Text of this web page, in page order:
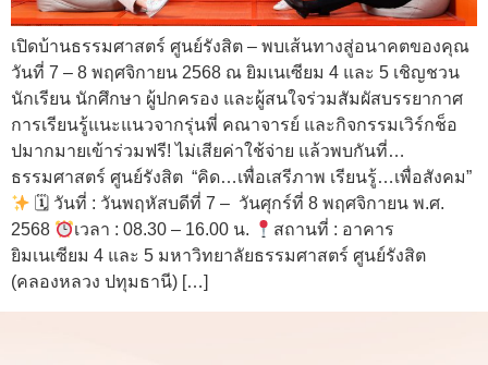
เปิดบ้านธรรมศาสตร์ ศูนย์รังสิต – พบเส้นทางสู่อนาคตของคุณ
วันที่ 7 – 8 พฤศจิกายน 2568 ณ ยิมเนเซียม 4 และ 5 เชิญชวน
นักเรียน นักศึกษา ผู้ปกครอง และผู้สนใจร่วมสัมผัสบรรยากาศ
การเรียนรู้แนะแนวจากรุ่นพี่ คณาจารย์ และกิจกรรมเวิร์กช็อ
ปมากมายเข้าร่วมฟรี! ไม่เสียค่าใช้จ่าย แล้วพบกันที่…
ธรรมศาสตร์ ศูนย์รังสิต “คิด…เพื่อเสรีภาพ เรียนรู้…เพื่อสังคม”
🗓 วันที่ : วันพฤหัสบดีที่ 7 – วันศุกร์ที่ 8 พฤศจิกายน พ.ศ.
2568
เวลา : 08.30 – 16.00 น.
สถานที่ : อาคาร
ยิมเนเซียม 4 และ 5 มหาวิทยาลัยธรรมศาสตร์ ศูนย์รังสิต
(คลองหลวง ปทุมธานี) […]